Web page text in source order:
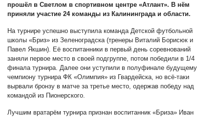
прошёл в Светлом в спортивном центре «Атлант». В нём
приняли участие 24 команды из Калининграда и области.
На турнире успешно выступила команда Детской футбольной
школы «Бриз» из Зеленоградска (тренеры Виталий Борисюк и
Павел Якшин). Её воспитанники в первый день соревнований
заняли первое место в своей подгруппе, потом победили в 1/4
финала турнира. Далее они уступили в полуфинале будущему
чемпиону турнира ФК «Олимпия» из Гвардейска, но всё-таки
вырвали бронзу в матче за третье место, одержав победу над
командой из Пионерского.
Лучшим вратарём турнира признан воспитанник «Бриза» Иван